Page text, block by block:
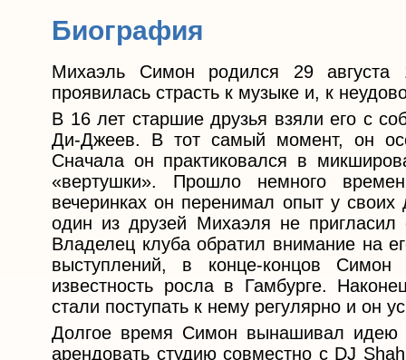
Биография
Михаэль Симон родился 29
проявилась страсть к музыке и, к
В 16 лет старшие друзья взяли его с
Ди-Джеев. В тот самый момент, он
Сначала он практиковался в
«вертушки». Прошло немного
вечеринках он перенимал опыт у
один из друзей Михаэля не пригласил
Владелец клуба обратил внимание на
выступлений, в конце-концов
известность росла в Гамбурге.
стали поступать к нему регулярно и он
Долгое время Симон вынашивал идею
арендовать студию совместно с DJ